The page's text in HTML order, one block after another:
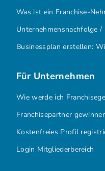
Was ist ein Franchise-
Unternehmensnachfolge /
Businessplan erstellen:
Für Unternehmen
Wie werde ich
Franchisepartner
Kostenfreies Profil
Login Mitgliederbereich